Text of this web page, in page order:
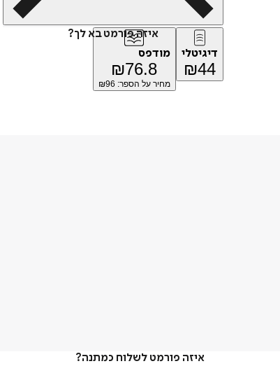
איזה פורמט בא לך?
דיגיטלי
₪44
מודפס
₪76.8
מחיר על הספר: ₪ 96
איזה פורמט לשלוח כמתנה?